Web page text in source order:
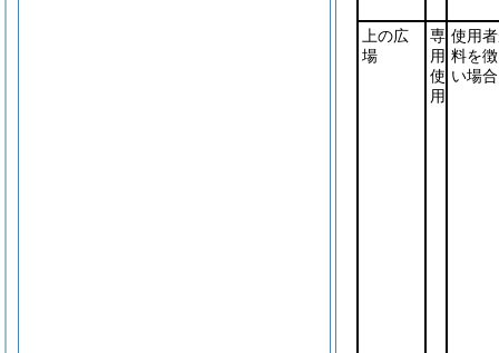
上の広
場
専
用
使
用
使用
料を
い場合